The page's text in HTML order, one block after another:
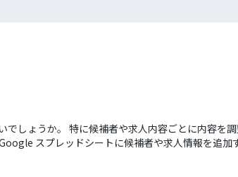
しょうか。 特に候補者や求人内容ごとに内容を
スプレッドシートに候補者や求人情報を追加